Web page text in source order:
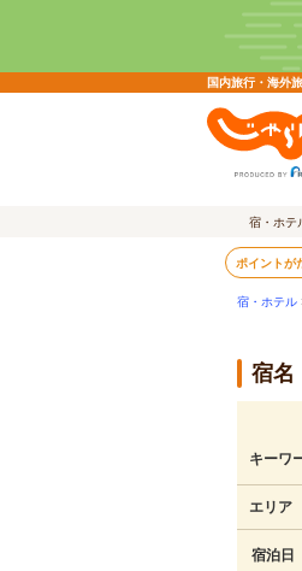
国内旅行・海外
宿・ホテ
ポイントが
宿・ホテル
宿名
キーワ
エリア
宿泊日